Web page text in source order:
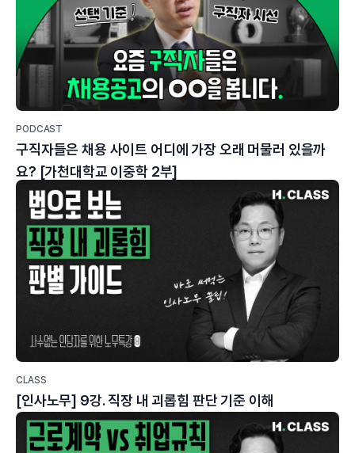
PODCAST
구직자들은 채용 사이트 어디에 가장 오래 머물러 있을까
요? [가천대학교 이중학 2부]
CLASS
[인사노무] 9강. 직장 내 괴롭힘 판단 기준 이해